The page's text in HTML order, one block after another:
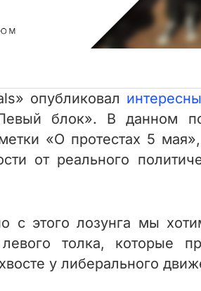
опубликовал
блок». В данном
«О протестах 5
от реального
с этого лозунга мы
толка, которые
у либерального